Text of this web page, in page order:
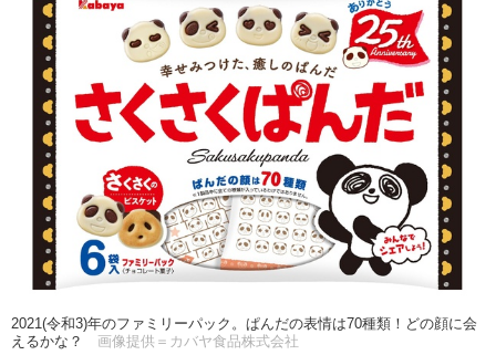
2021(令和3)年のファミリーパック。ぱんだの表情は70種類！どの顔に会
えるかな？
画像提供＝カバヤ食品株式会社